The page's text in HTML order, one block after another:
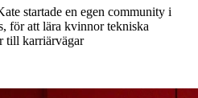
startade en egen community i
för att lära kvinnor tekniska
till karriärvägar